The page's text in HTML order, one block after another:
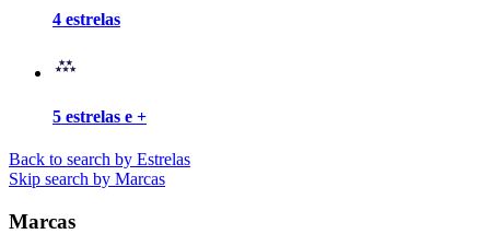
4 estrelas
5 estrelas e +
Back to search by Estrelas
Skip search by Marcas
Marcas